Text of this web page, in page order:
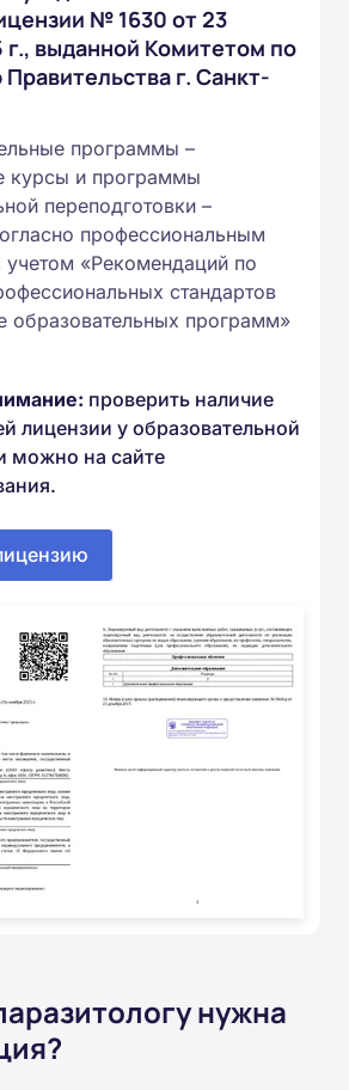
№ 1630 от 23
г., выданной Комитетом по
г. Санкт-
программы –
курсы и программы
переподготовки –
профессиональным
учетом «Рекомендаций по
стандартов
образовательных программ»
проверить наличие
лицензии у образовательной
можно на сайте
нужна